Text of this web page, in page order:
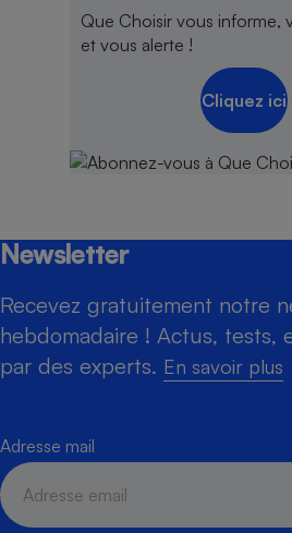
Que Choisir vous informe,
et vous alerte !
Cliquez ici
Newsletter
Recevez gratuitement notre
hebdomadaire ! Actus, tests,
par des experts. En savoir plus
Adresse mail